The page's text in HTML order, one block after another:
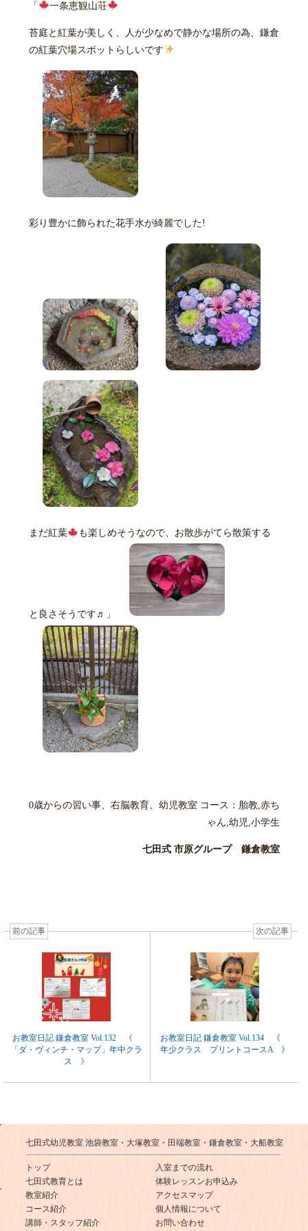
「 一条恵観山荘
苔庭と紅葉が美しく、人が少なめで静かな場所の為、鎌倉
の紅葉穴場スポットらしいです
彩り豊かに飾られた花手水が綺麗でした!
まだ紅葉 も楽しめそうなので、お散歩がてら散策する
と良さそうです♬」
0歳からの習い事、右脳教育、幼児教室 コース：胎教,赤ち
ゃん,幼児,小学生
七田式 市原グループ 鎌倉教室
前の記事
お教室日記 鎌倉教室 Vol.132 《
「ダ・ヴィンチ・マップ」年中クラ
ス 》
次の記事
お教室日記 鎌倉教室 Vol.134 《
年少クラス プリントコースA 》
七田式幼児教室 池袋教室・大塚教室・田端教室・鎌倉教室・大船教室
トップ
入室までの流れ
七田式教育とは
体験レッスンお申込み
教室紹介
アクセスマップ
コース紹介
個人情報について
講師・スタッフ紹介
お問い合わせ